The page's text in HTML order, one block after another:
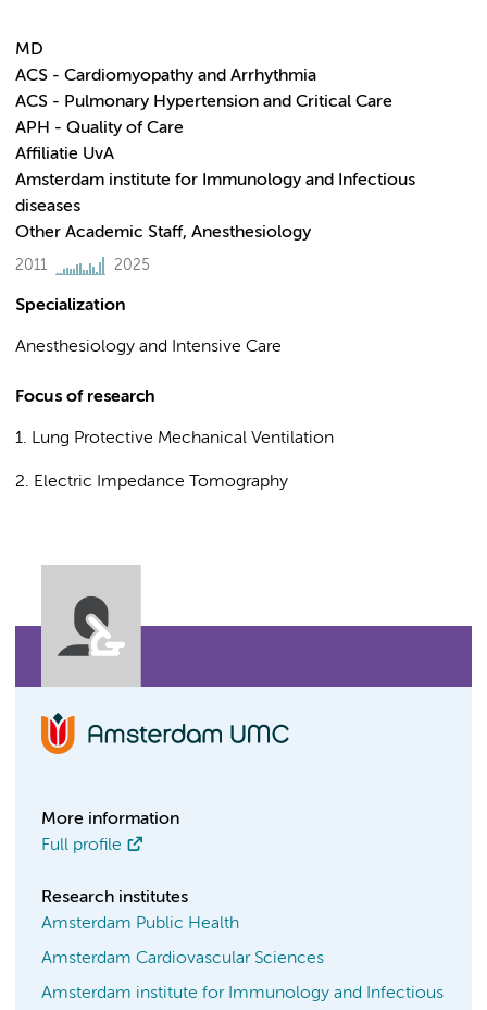
MD
ACS - Cardiomyopathy and Arrhythmia
ACS - Pulmonary Hypertension and Critical Care
APH - Quality of Care
Affiliatie UvA
Amsterdam institute for Immunology and Infectious
diseases
Other Academic Staff, Anesthesiology
2011 2025
Specialization
Anesthesiology and Intensive Care
Focus of research
1. Lung Protective Mechanical Ventilation
2. Electric Impedance Tomography
More information
Full profile
Research institutes
Amsterdam Public Health
Amsterdam Cardiovascular Sciences
Amsterdam institute for Immunology and Infectious